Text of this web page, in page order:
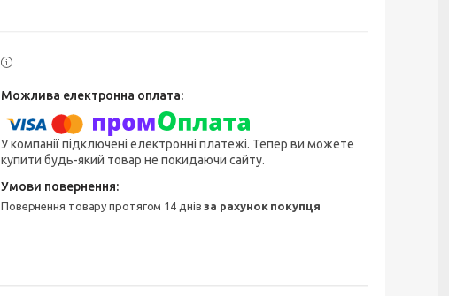
У компанії підключені електронні платежі. Тепер ви можете
купити будь-який товар не покидаючи сайту.
повернення товару протягом 14 днівза рахунок покупця